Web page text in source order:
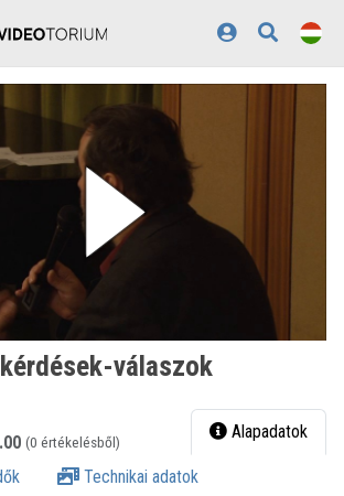
válaszok
(0 értékelésből) Alapadatok
Technikai adatok